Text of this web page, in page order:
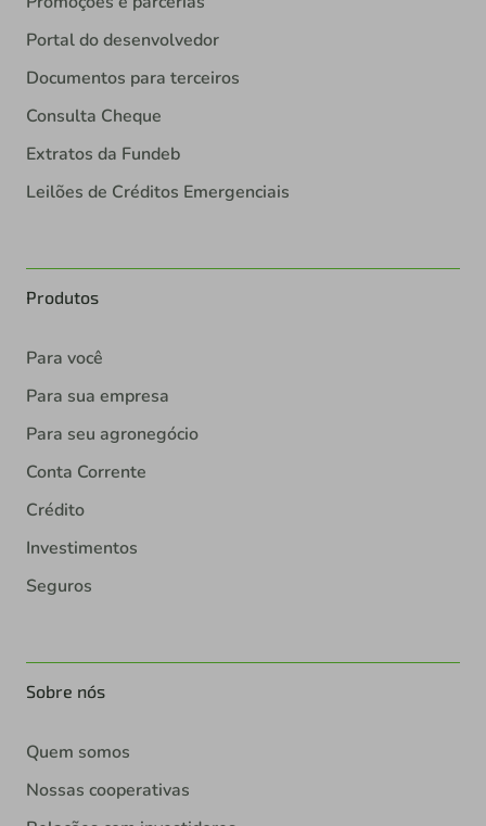
Portal do desenvolvedor
Documentos para terceiros
Consulta Cheque
Extratos da Fundeb
Leilões de Créditos Emergenciais
Produtos
Para você
Para sua empresa
Para seu agronegócio
Conta Corrente
Crédito
Investimentos
Seguros
Sobre nós
Quem somos
Nossas cooperativas